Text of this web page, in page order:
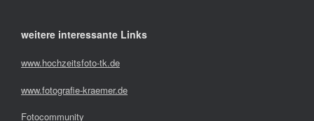
weitere interessante Links
www.hochzeitsfoto-tk.de
www.fotografie-kraemer.de
Fotocommunity